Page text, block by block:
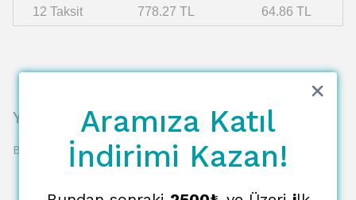
12 Taksit 778.27 TL 64.86 TL
Yorumlar
Bu ürün için henüz yorum yapılmamış.
Aramıza Katıl
İndirimi Kazan!